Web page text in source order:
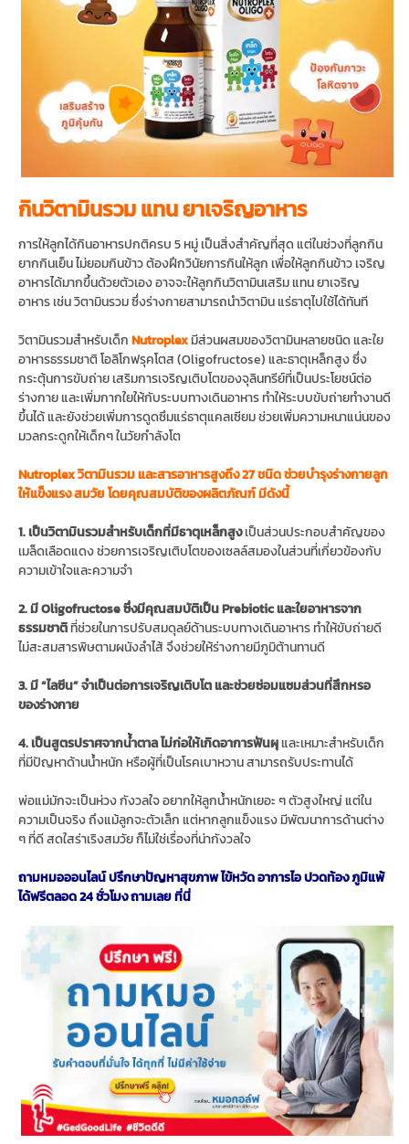
กินวิตามินรวม แทน ยาเจริญอาหาร
การให้ลูกได้กินอาหารปกติครบ 5 หมู่ เป็นสิ่งสำคัญที่สุด แต่ในช่วงที่ลูกกิน
ยากกินเย็น ไม่ยอมกินข้าว ต้องฝึกวินัยการกินให้ลูก เพื่อให้ลูกกินข้าว เจริญ
อาหารได้มากขึ้นด้วยตัวเอง อาจจะให้ลูกกินวิตามินเสริม แทน ยาเจริญ
อาหาร เช่น วิตามินรวม ซึ่งร่างกายสามารถนำวิตามิน แร่ธาตุไปใช้ได้ทันที
วิตามินรวมสำหรับเด็ก Nutroplex มีส่วนผสมของวิตามินหลายชนิด และใย
อาหารธรรมชาติ โอลิโกฟรุคโตส (Oligofructose) และธาตุเหล็กสูง ซึ่ง
กระตุ้นการขับถ่าย เสริมการเจริญเติบโตของจุลินทรีย์ที่เป็นประโยชน์ต่อ
ร่างกาย และเพิ่มกากใยให้กับระบบทางเดินอาหาร ทำให้ระบบขับถ่ายทำงานดี
ขึ้นได้ และยังช่วยเพิ่มการดูดซึมแร่ธาตุแคลเซียม ช่วยเพิ่มความหนาแน่นของ
มวลกระดูกให้เด็กๆ ในวัยกำลังโต
Nutroplex วิตามินรวม และสารอาหารสูงถึง 27 ชนิด ช่วยบำรุงร่างกายลูก
ให้แข็งแรง สมวัย โดยคุณสมบัติของผลิตภัณฑ์ มีดังนี้
1. เป็นวิตามินรวมสำหรับเด็กที่มีธาตุเหล็กสูงเป็นส่วนประกอบสำคัญของ
เมล็ดเลือดแดง ช่วยการเจริญเติบโตของเซลล์สมองในส่วนที่เกี่ยวข้องกับ
ความเข้าใจและความจำ
2. มี Oligofructose ซึ่งมีคุณสมบัติเป็น Prebiotic และใยอาหารจาก
ธรรมชาติ ที่ช่วยในการปรับสมดุลย์ด้านระบบทางเดินอาหาร ทำให้ขับถ่ายดี
ไม่สะสมสารพิษตามผนังลำไส้ จึงช่วยให้ร่างกายมีภูมิต้านทานดี
3. มี “ไลซีน” จำเป็นต่อการเจริญเติบโต และช่วยซ่อมแซมส่วนที่สึกหรอ
ของร่างกาย
4. เป็นสูตรปราศจากน้ำตาล ไม่ก่อให้เกิดอาการฟันผุ และเหมาะสำหรับเด็ก
ที่มีปัญหาด้านน้ำหนัก หรือผู้ที่เป็นโรคเบาหวาน สามารถรับประทานได้
พ่อแม่มักจะเป็นห่วง กังวลใจ อยากให้ลูกน้ำหนักเยอะ ๆ ตัวสูงใหญ่ แต่ใน
ความเป็นจริง ถึงแม้ลูกจะตัวเล็ก แต่หากลูกแข็งแรง มีพัฒนาการด้านต่าง
ๆ ที่ดี สดใสร่าเริงสมวัย ก็ไม่ใช่เรื่องที่น่ากังวลใจ
ถามหมอออนไลน์ ปรึกษาปัญหาสุขภาพ ไข้หวัด อาการไอ ปวดท้อง ภูมิแพ้
ได้ฟรีตลอด 24 ชั่วโมง ถามเลย ที่นี่